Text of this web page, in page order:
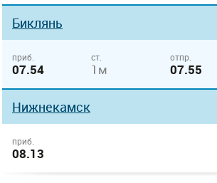
Биклянь
приб.
07.54
ст.
1м
отпр.
07.55
Нижнекамск
приб.
08.13